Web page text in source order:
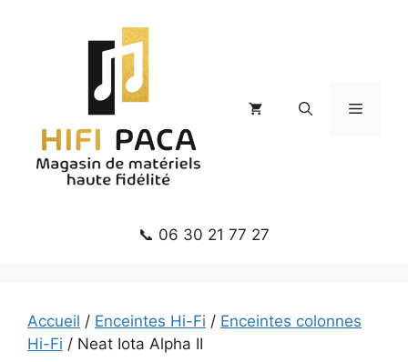
Menu
📞 06 30 21 77 27
Accueil / Enceintes Hi-Fi / Enceintes colonnes
Hi-Fi / Neat Iota Alpha II